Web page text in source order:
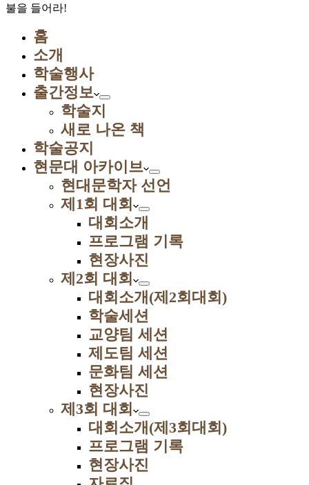
불을 들어라!
홈
소개
학술행사
출간정보
학술지
새로 나온 책
학술공지
현문대 아카이브
현대문학자 선언
제1회 대회
대회소개
프로그램 기록
현장사진
제2회 대회
대회소개(제2회대회)
학술세션
교양팀 세션
제도팀 세션
문화팀 세션
현장사진
제3회 대회
대회소개(제3회대회)
프로그램 기록
현장사진